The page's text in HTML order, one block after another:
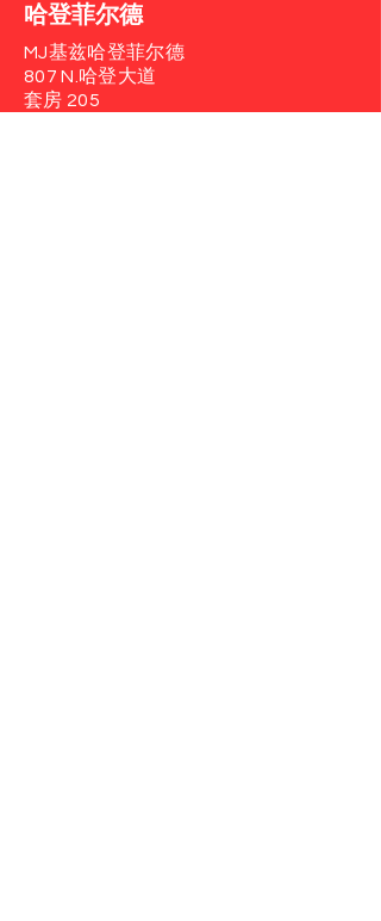
哈登菲尔德
MJ基兹哈登菲尔德
807 N.哈登大道
套房 205